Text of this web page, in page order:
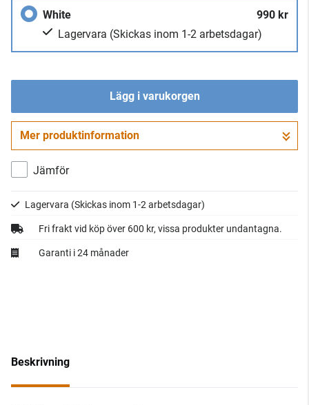
White
990 kr
Lagervara (Skickas inom 1-2 arbetsdagar)
Lägg i varukorgen
Gå till kassan
Mer produktinformation
Jämför
Lagervara (Skickas inom 1-2 arbetsdagar)
Fri frakt vid köp över 600 kr, vissa produkter undantagna.
Garanti i 24 månader
Beskrivning